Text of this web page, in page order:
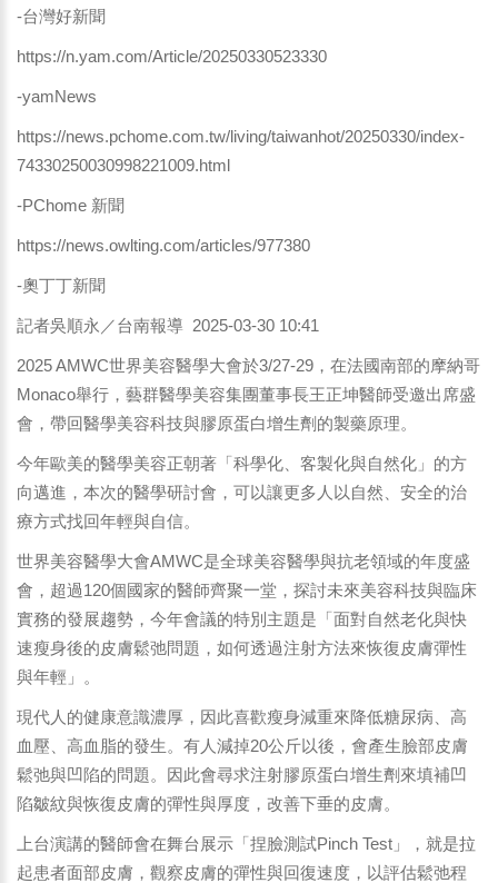
-台灣好新聞
https://n.yam.com/Article/20250330523330
-yamNews
https://news.pchome.com.tw/living/taiwanhot/20250330/index-
74330250030998221009.html
-PChome 新聞
https://news.owlting.com/articles/977380
-奧丁丁新聞
記者吳順永／台南報導 2025-03-30 10:41
2025 AMWC世界美容醫學大會於3/27-29，在法國南部的摩納哥
Monaco舉行，藝群醫學美容集團董事長王正坤醫師受邀出席盛
會，帶回醫學美容科技與膠原蛋白增生劑的製藥原理。
今年歐美的醫學美容正朝著「科學化、客製化與自然化」的方
向邁進，本次的醫學研討會，可以讓更多人以自然、安全的治
療方式找回年輕與自信。
世界美容醫學大會AMWC是全球美容醫學與抗老領域的年度盛
會，超過120個國家的醫師齊聚一堂，探討未來美容科技與臨床
實務的發展趨勢，今年會議的特別主題是「面對自然老化與快
速瘦身後的皮膚鬆弛問題，如何透過注射方法來恢復皮膚彈性
與年輕」。
現代人的健康意識濃厚，因此喜歡瘦身減重來降低糖尿病、高
血壓、高血脂的發生。有人減掉20公斤以後，會產生臉部皮膚
鬆弛與凹陷的問題。因此會尋求注射膠原蛋白增生劑來填補凹
陷皺紋與恢復皮膚的彈性與厚度，改善下垂的皮膚。
上台演講的醫師會在舞台展示「捏臉測試Pinch Test」，就是拉
起患者面部皮膚，觀察皮膚的彈性與回復速度，以評估鬆弛程